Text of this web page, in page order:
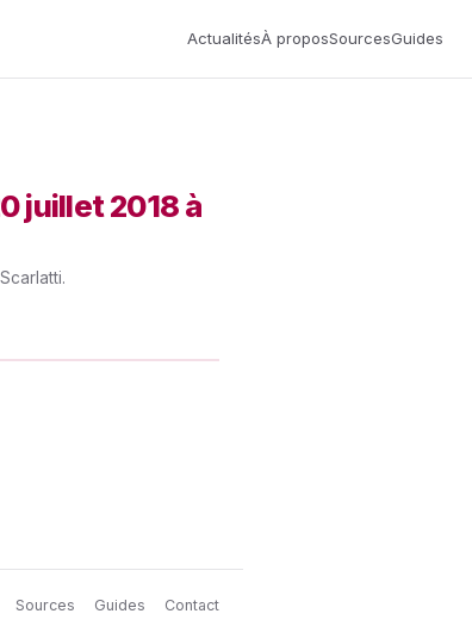
ActualitésÀ proposSourcesGuides
juillet 2018 à
Sources Guides Contact